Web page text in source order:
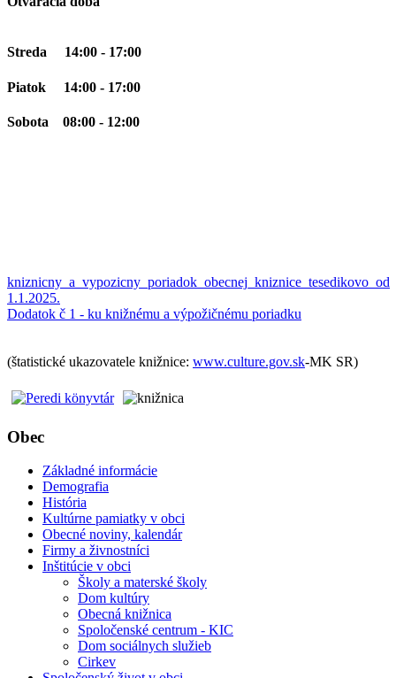
Streda 14:00 - 17:00
Piatok 14:00 - 17:00
Sobota 08:00 - 12:00
kniznicny_a_vypozicny_poriadok_obecnej_kniznice_tesedikovo_od
1.1.2025.
Dodatok č 1 - ku knižnému a výpožičnému poriadku
(štatistické ukazovatele knižnice: www.culture.gov.sk-MK SR)
Obec
Základné informácie
Demografia
História
Kultúrne pamiatky v obci
Obecné noviny, kalendár
Firmy a živnostníci
Inštitúcie v obci
Školy a materské školy
Dom kultúry
Obecná knižnica
Spoločenské centrum - KIC
Dom sociálnych služieb
Cirkev